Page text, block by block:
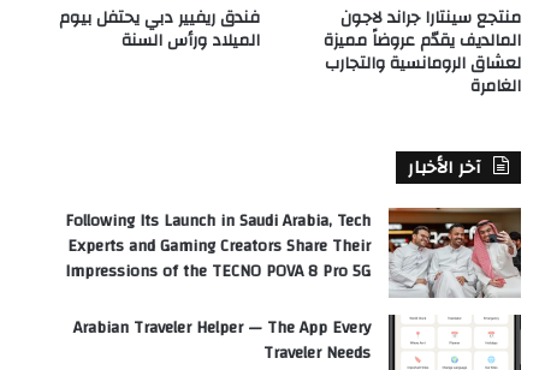
منتجع سينتارا جراند لاجون
المالديف يقدّم عروضاً مميزة
لعشاق الرومانسية والتجارب
الغامرة
فندق ريفيير دبي يحتفل بيوم
الميلاد ورأس السنة
آخر الأخبار
Following Its Launch in Saudi Arabia, Tech
Experts and Gaming Creators Share Their
Impressions of the TECNO POVA 8 Pro 5G
Arabian Traveler Helper — The App Every
Traveler Needs